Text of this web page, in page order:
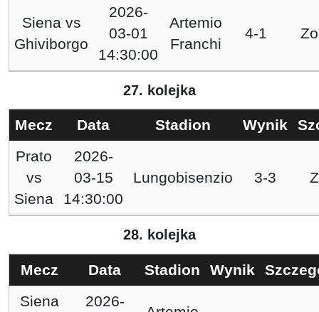
Sienavs
Ghiviborgo
2026-
03-01
14:30:00
Artemio
Franchi
4-1
27. kolejka
Mecz Data Stadion Wynik
Prato
vs
Siena
2026-
03-15
14:30:00
Lungobisenzio 3-3
28. kolejka
Mecz Data Stadion Wynik
Siena
2026-